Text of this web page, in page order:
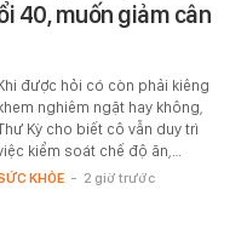
40, muốn giảm cân
được hỏi có còn phải kiêng
nghiêm ngặt hay không,
Kỳ cho biết cô vẫn duy trì
kiểm soát chế độ ăn,…
KHỎE - 2 giờ trước